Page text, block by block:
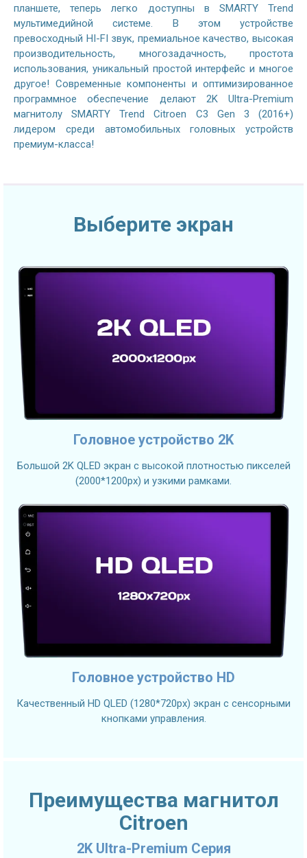
планшете, теперь легко доступны в SMARTY Trend
мультимедийной системе. В этом устройстве
превосходный HI-FI звук, премиальное качество, высокая
производительность, многозадачность, простота
использования, уникальный простой интерфейс и многое
другое! Современные компоненты и оптимизированное
программное обеспечение делают 2K Ultra-Premium
магнитолу SMARTY Trend Citroen C3 Gen 3 (2016+)
лидером среди автомобильных головных устройств
премиум-класса!
Выберите экран
Головное устройство 2K
Большой 2K QLED экран с высокой плотностью пикселей
(2000*1200px) и узкими рамками.
Головное устройство HD
Качественный HD QLED (1280*720px) экран с сенсорными
кнопками управления.
Преимущества магнитол
Citroen
2K Ultra-Premium Серия